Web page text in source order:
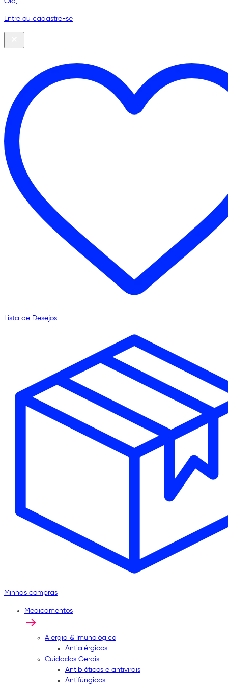
Entre ou cadastre-se
Lista de Desejos
Minhas compras
Medicamentos
Alergia & Imunológico
Antialérgicos
Cuidados Gerais
Antibióticos e antivirais
Antifúngicos